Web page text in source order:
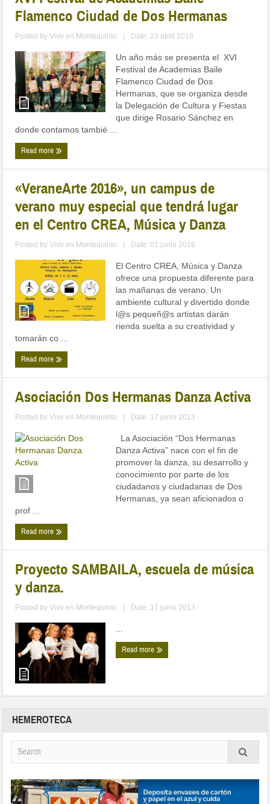
Flamenco Ciudad de Dos Hermanas
Posted byVivir en Montequinto Date: 23 abril 2018
Un año más se presenta el XVI
Festival de Academias Baile
Flamenco Ciudad de Dos
Hermanas, que se organiza desde
la Delegación de Cultura y Fiestas
que dirige Rosario Sánchez en
donde contamos tambié ...
Read more
«VeraneArte 2016», un campus de
verano muy especial que tendrá lugar
en el Centro CREA, Música y Danza
Posted byVivir en Montequinto Date: 01 junio 2016
El Centro CREA, Música y Danza
ofrece una propuesta diferente para
las mañanas de verano. Un
ambiente cultural y divertido donde
l@s pequeñ@s artistas darán
rienda suelta a su creatividad y
tomarán co ...
Read more
Asociación Dos Hermanas Danza Activa
Posted byVivir en Montequinto Date: 17 junio 2013
La Asociación “Dos Hermanas
Danza Activa” nace con el fin de
promover la danza, su desarrollo y
conocimiento por parte de los
ciudadanos y ciudadanas de Dos
Hermanas, ya sean aficionados o
prof ...
Read more
Proyecto SAMBAILA, escuela de música
y danza.
Posted byVivir en Montequinto Date: 17 junio 2013
...
Read more
HEMEROTECA